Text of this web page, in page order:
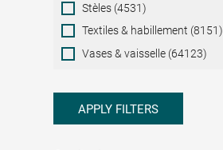
Stèles (4531)
Textiles & habillement (8151)
Vases & vaisselle (64123)
APPLY FILTERS